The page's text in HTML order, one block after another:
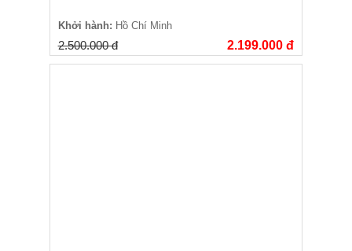
Khởi hành: Hồ Chí Minh
2.500.000 đ 2.199.000 đ